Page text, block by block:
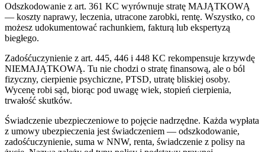
Odszkodowanie z art. 361 KC wyrównuje stratę MAJĄTKOWĄ
— koszty naprawy, leczenia, utracone zarobki, rentę. Wszystko, co
możesz udokumentować rachunkiem, fakturą lub ekspertyzą
biegłego.
Zadośćuczynienie z art. 445, 446 i 448 KC rekompensuje krzywdę
NIEMAJĄTKOWĄ. Tu nie chodzi o stratę finansową, ale o ból
fizyczny, cierpienie psychiczne, PTSD, utratę bliskiej osoby.
Wycenę robi sąd, biorąc pod uwagę wiek, stopień cierpienia,
trwałość skutków.
Świadczenie ubezpieczeniowe to pojęcie nadrzędne. Każda wypłata
z umowy ubezpieczenia jest świadczeniem — odszkodowanie,
zadośćuczynienie, suma w NNW, renta, świadczenie z polisy na